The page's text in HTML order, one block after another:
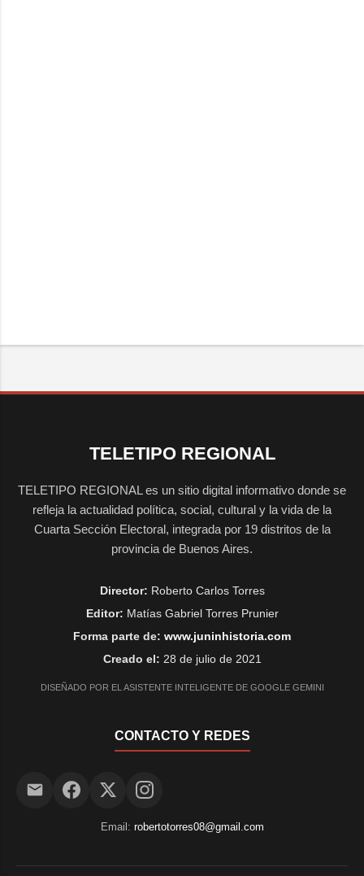
TELETIPO REGIONAL
TELETIPO REGIONAL es un sitio digital informativo donde se
refleja la actualidad política, social, cultural y la vida de la
Cuarta Sección Electoral, integrada por 19 distritos de la
provincia de Buenos Aires.
Director: Roberto Carlos Torres
Editor: Matías Gabriel Torres Prunier
Forma parte de: www.juninhistoria.com
Creado el: 28 de julio de 2021
DISEÑADO POR EL ASISTENTE INTELIGENTE DE GOOGLE GEMINI
CONTACTO Y REDES
Email: robertotorres08@gmail.com